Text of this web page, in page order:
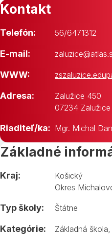
Kontakt
Telefón: 56/6471312
E-mail:
WWW:
Adresa:
Zalužice 450
07234 Zalužice
Riaditeľ/ka: Mgr. Michal
Základné
Kraj:
Košický
Okres
Typ školy: Štátne
Kategórie: Základná škola